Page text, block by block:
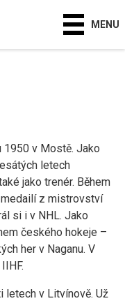
MENU
1950 v Mostě. Jako
letech
jako trenér. Během
z mistrovství
si i v NHL. Jako
českého hokeje –
her v Naganu. V
letech v Litvínově. Už